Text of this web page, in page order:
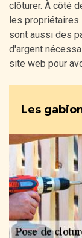
clôturer. À côté
les
sont aussi des
d'argent
site web pour
Les